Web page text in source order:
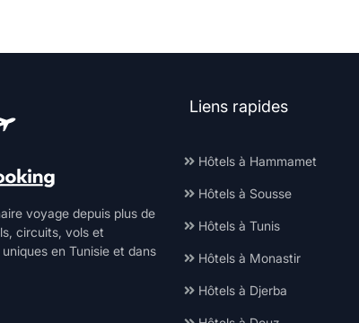
voyage depuis plus de
circuits, vols et
en Tunisie et dans
Liens rapides
Hôtels à Hammamet
Hôtels à Sousse
Hôtels à Tunis
Hôtels à Monastir
Hôtels à Djerba